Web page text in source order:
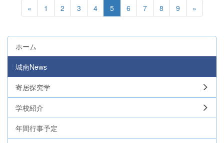
« 1 2 3 4 5 6 7 8 9 »
ホーム
城南News
寄居探究学
学校紹介
年間行事予定